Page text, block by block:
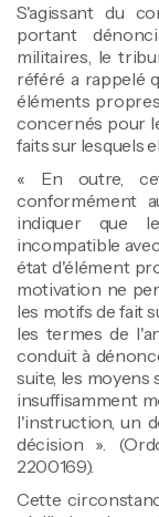
S'agissant du
portant
militaires, le
référé a rappelé
éléments
concernés pour
faits sur lesquels
« En outre,
conformément
indiquer que
incompatible
état d'élément
motivation ne
les motifs de fait
les termes de
conduit à
suite, les moyens
insuffisamment
l'instruction, un
décision ».
2200169).
Cette